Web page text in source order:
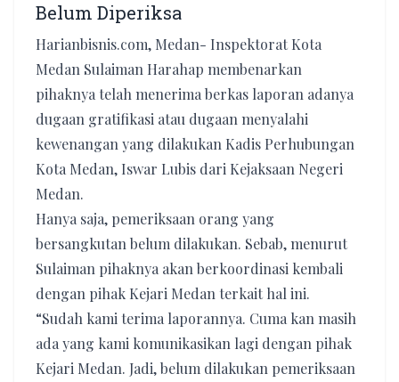
Belum Diperiksa
Harianbisnis.com, Medan- Inspektorat Kota
Medan Sulaiman Harahap membenarkan
pihaknya telah menerima berkas laporan adanya
dugaan gratifikasi atau dugaan menyalahi
kewenangan yang dilakukan Kadis Perhubungan
Kota Medan, Iswar Lubis dari Kejaksaan Negeri
Medan.
Hanya saja, pemeriksaan orang yang
bersangkutan belum dilakukan. Sebab, menurut
Sulaiman pihaknya akan berkoordinasi kembali
dengan pihak Kejari Medan terkait hal ini.
“Sudah kami terima laporannya. Cuma kan masih
ada yang kami komunikasikan lagi dengan pihak
Kejari Medan. Jadi, belum dilakukan pemeriksaan